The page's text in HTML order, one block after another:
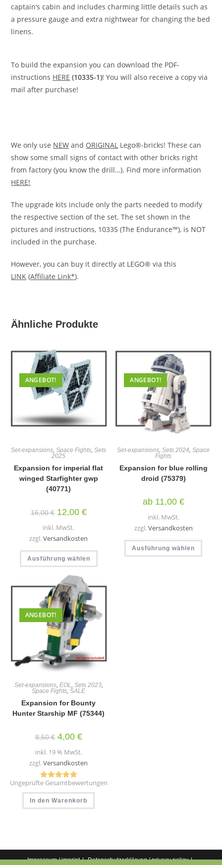
captain’s cabin and includes charming little details such as
a pressure gauge and extra nightwear for changing the bed
linens.
To build the expansion you can download the PDF-
instructions HERE (10335-1)! You will also receive a copy via
mail after purchase!
We only use NEW and ORIGINAL Lego®-bricks! These can
show some small signs of contact with other bricks right
from factory (you know the drill…). Find more information
HERE!
The upgrade kits include only the parts needed to modify
the respective section of the set. The set shown in the
pictures and instructions, 10335 (The Endurance™), is NOT
included in the purchase.
However, you can buy it directly at LEGO® via this
LINK (Affiliate Link*).
Ähnliche Produkte
ANGEBOT!
Set-expansions,Space Fights,Sets
2025
Expansion for imperial flat
winged Starfighter gwp
(40771)
16,00€ Ursprünglicher
Preis
war:
16,00 €
12,00 €Aktueller
Preis
inkl. MwSt.
zzgl.Versandkosten
Ausführung wählen
Dieses
weist
auf.
können
auf
der
ANGEBOT!
Set-expansions,Sets 2024,Space
Fights
Expansion for blue rolling
droid (75379)
ab 11,00 €
inkl. MwSt.
zzgl.Versandkosten
Ausführung wählen
weist
ANGEBOT!
Set-expansions, EOL, Sets 2023,
Space Fights,SALE
Expansion for Bounty
Hunter Starship MF (75344)
8,50€ Ursprünglicher
Preis
war:
8,50 €
4,00 €Aktueller
Preis
4,00 €.
inkl. 19 % MwSt.
zzgl.Versandkosten
Bewertet mit
5.00von 5
Ungeprüfte Gesamtbewertungen
In den Warenkorb
Impressum / imprint Datenschutzerklärung / privacy policy